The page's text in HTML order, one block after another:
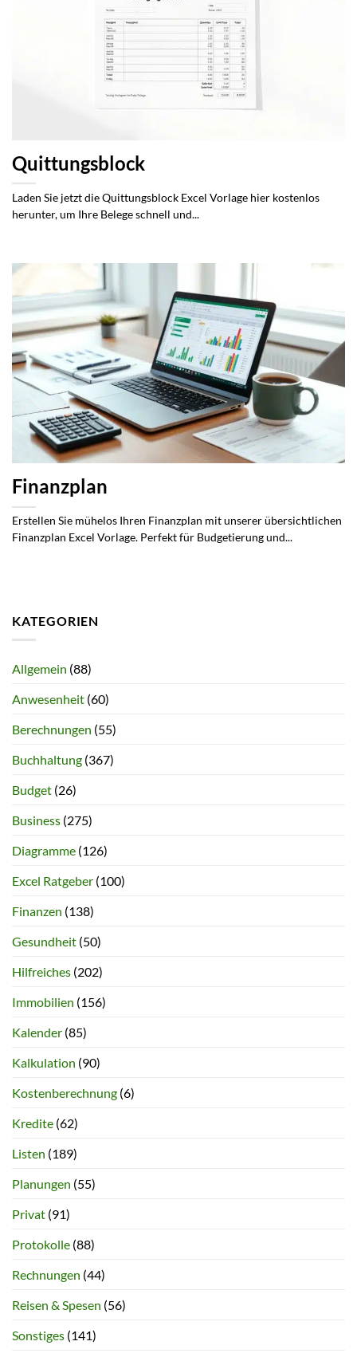
Quittungsblock
Laden Sie jetzt die Quittungsblock Excel Vorlage hier kostenlos
herunter, um Ihre Belege schnell und...
Finanzplan
Erstellen Sie mühelos Ihren Finanzplan mit unserer übersichtlichen
Finanzplan Excel Vorlage. Perfekt für Budgetierung und...
KATEGORIEN
Allgemein (88)
Anwesenheit (60)
Berechnungen (55)
Buchhaltung (367)
Budget (26)
Business (275)
Diagramme (126)
Excel Ratgeber (100)
Finanzen (138)
Gesundheit (50)
Hilfreiches (202)
Immobilien (156)
Kalender (85)
Kalkulation (90)
Kostenberechnung (6)
Kredite (62)
Listen (189)
Planungen (55)
Privat (91)
Protokolle (88)
Rechnungen (44)
Reisen & Spesen (56)
Sonstiges (141)